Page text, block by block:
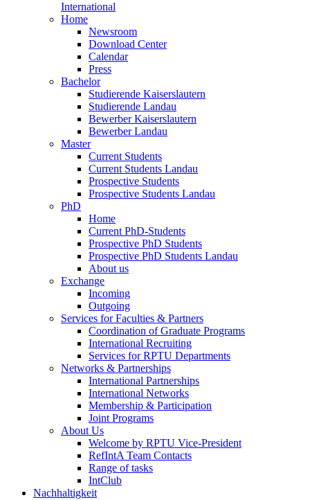
International
Home
Newsroom
Download Center
Calendar
Press
Bachelor
Studierende Kaiserslautern
Studierende Landau
Bewerber Kaiserslautern
Bewerber Landau
Master
Current Students
Current Students Landau
Prospective Students
Prospective Students Landau
PhD
Home
Current PhD-Students
Prospective PhD Students
Prospective PhD Students Landau
About us
Exchange
Incoming
Outgoing
Services for Faculties & Partners
Coordination of Graduate Programs
International Recruiting
Services for RPTU Departments
Networks & Partnerships
International Partnerships
International Networks
Membership & Participation
Joint Programs
About Us
Welcome by RPTU Vice-President
RefIntA Team Contacts
Range of tasks
IntClub
Nachhaltigkeit